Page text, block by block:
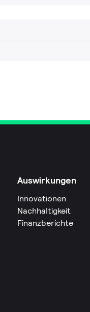
Auswirkungen
Innovationen
Nachhaltigkeit
Finanzberichte